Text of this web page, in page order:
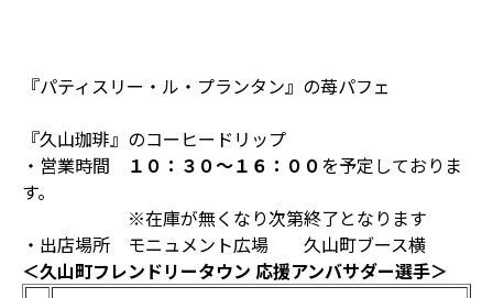
『パティスリー・ル・プランタン』の苺パフェ
『久山珈琲』のコーヒードリップ
・営業時間
１０：３０～１６：００を予定しておりま
す。
※在庫が無くなり次第終了となります
・出店場所 モニュメント広場 久山町ブース横
＜久山町フレンドリータウン 応援アンバサダー選手＞